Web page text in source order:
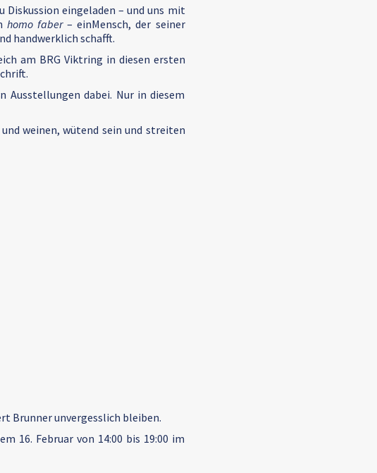
eingeladen – und uns mit
homo faber– einMensch, der seiner
handwerklich schafft.
am BRG Viktring in diesen ersten
Ausstellungen dabei. Nur in diesem
weinen, wütend sein und streiten
Brunner unvergesslich bleiben.
16. Februar von 14:00 bis 19:00 im